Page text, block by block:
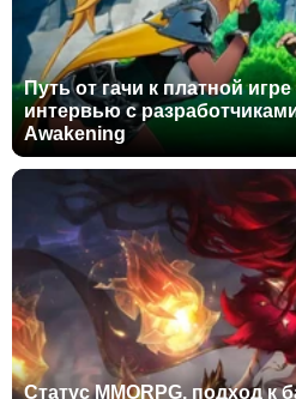
Путь от гачи к платной
интервью с
Awakening
Статус MMORPG, подход к